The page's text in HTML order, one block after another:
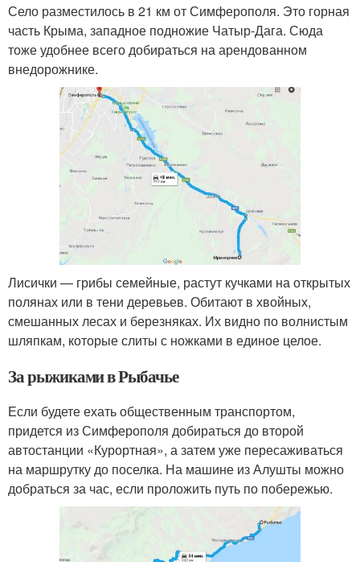
Село разместилось в 21 км от Симферополя. Это горная
часть Крыма, западное подножие Чатыр-Дага. Сюда
тоже удобнее всего добираться на арендованном
внедорожнике.
Лисички — грибы семейные, растут кучками на открытых
полянах или в тени деревьев. Обитают в хвойных,
смешанных лесах и березняках. Их видно по волнистым
шляпкам, которые слиты с ножками в единое целое.
За рыжиками в Рыбачье
Если будете ехать общественным транспортом,
придется из Симферополя добираться до второй
автостанции «Курортная», а затем уже пересаживаться
на маршрутку до поселка. На машине из Алушты можно
добраться за час, если проложить путь по побережью.